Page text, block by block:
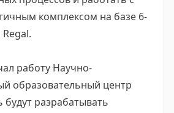
комплексом на базе 6-
работу Научно-
образовательный центр
разрабатывать